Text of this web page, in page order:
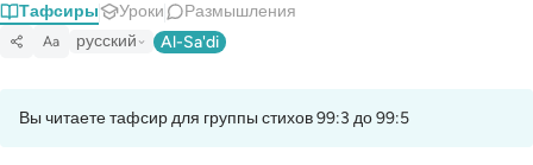
Тафсиры Уроки Размышления
Aa русский Al-Sa'di
Вы читаете тафсир для группы стихов 99:3 до 99:5